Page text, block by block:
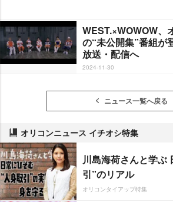
WEST.×WOWOW、
の“未公開集”番組
放送・配信へ
2024-11-30
ニュース一覧へ戻る
オリコンニュース イチオシ特集
川島海荷さんと学ぶ
引”のリアル
オリコンタイアップ特集